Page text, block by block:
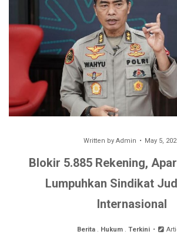
Written by Admin May 5,
Blokir 5.885 Rekening,
Lumpuhkan Sindikat
Internasional
Berita. Hukum. Terkini